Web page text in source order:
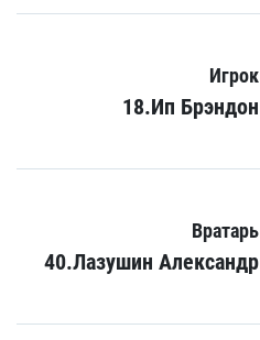
Игрок
18.Ип Брэндон
Вратарь
40.Лазушин Александр